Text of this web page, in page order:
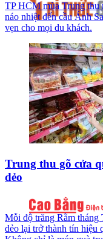
TP HCM mùa Trung thu
náo nhiệt đến cầu Ánh
vẹn cho mọi du khách.
Trung thu gõ cửa
dẻo
Mỗi độ trăng Rằm tháng
dẻo lại trở thành tín hiệu